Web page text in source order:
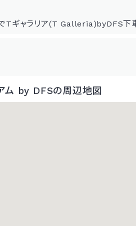
Tギャラリア(T Galleria)byDFS下
ム by DFSの周辺地図